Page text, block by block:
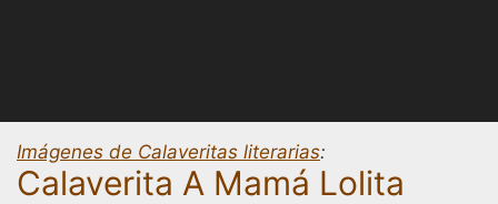
Imágenes de Calaveritas literarias:
Calaverita A Mamá Lolita